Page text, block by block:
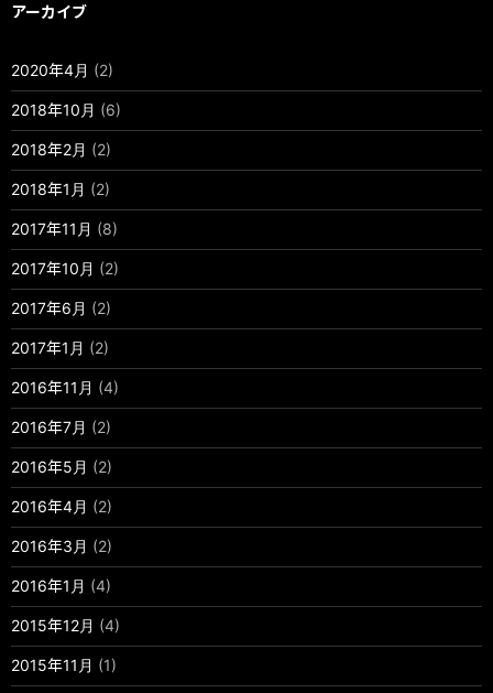
アーカイブ
2020年4月 (2)
2018年10月 (6)
2018年2月 (2)
2018年1月 (2)
2017年11月 (8)
2017年10月 (2)
2017年6月 (2)
2017年1月 (2)
2016年11月 (4)
2016年7月 (2)
2016年5月 (2)
2016年4月 (2)
2016年3月 (2)
2016年1月 (4)
2015年12月 (4)
2015年11月 (1)